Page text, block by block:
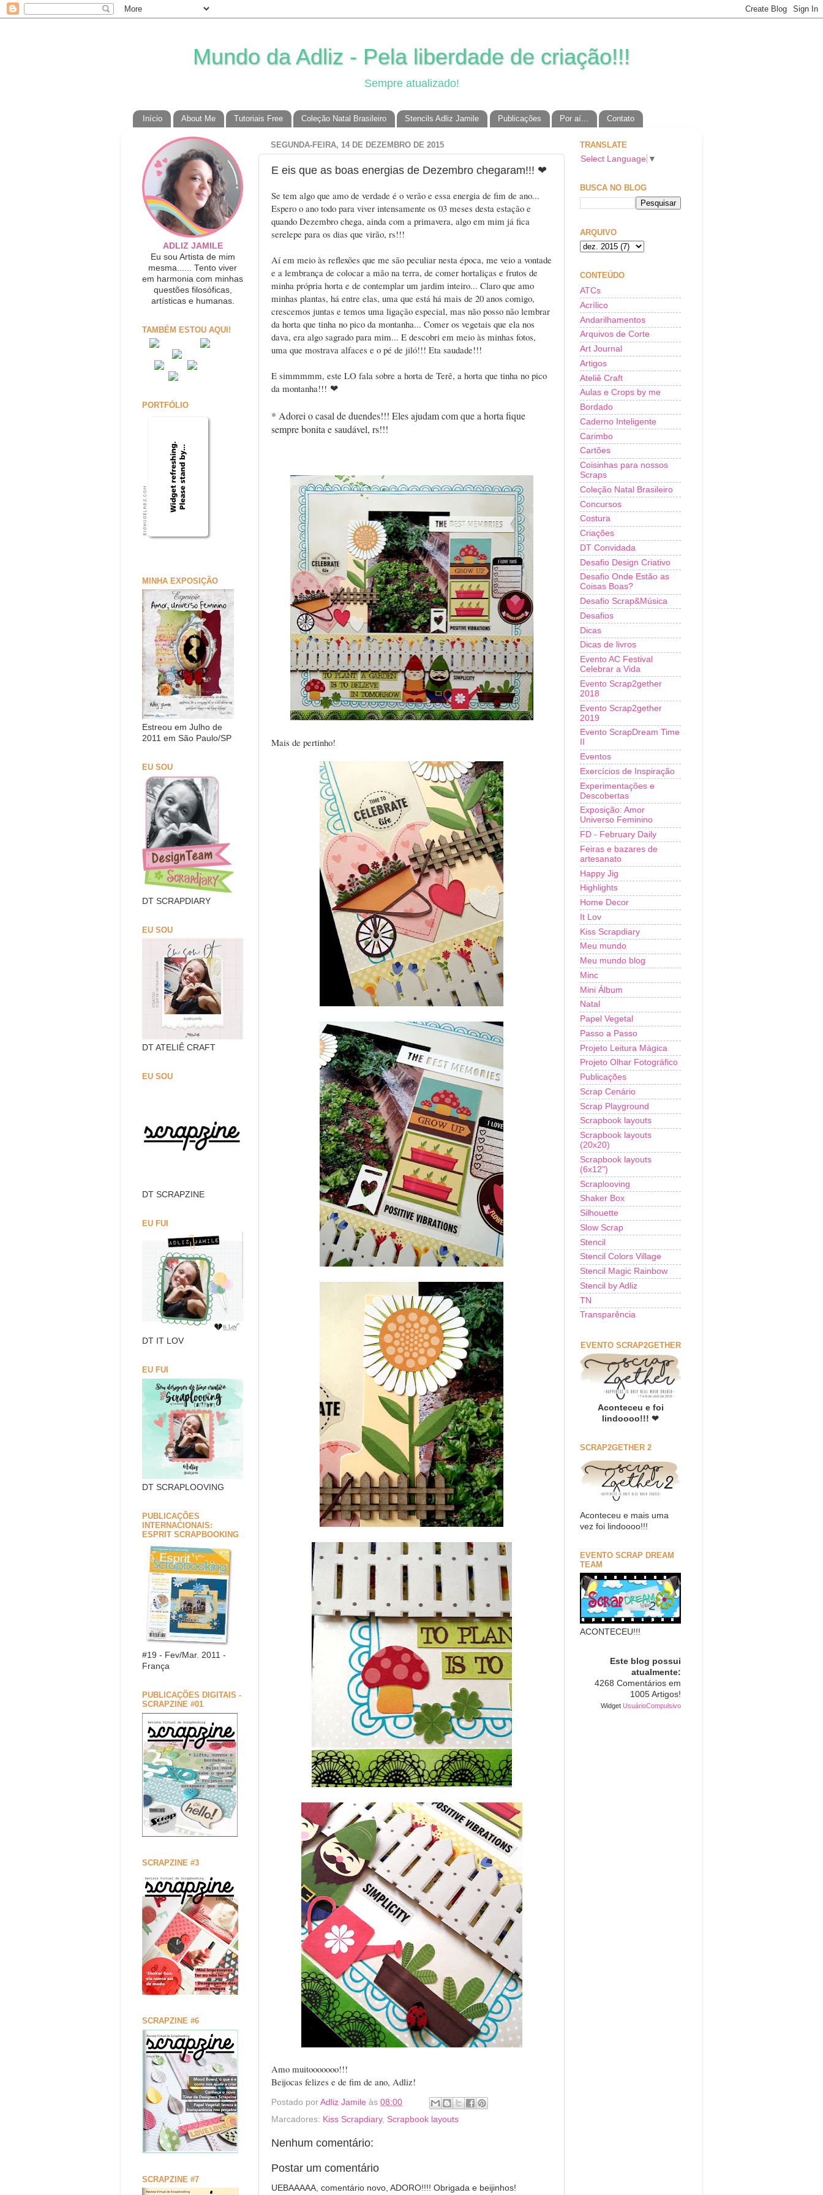
Mundo da Adliz - Pela liberdade de criação!!!
Sempre atualizado!
Início About Me Tutoriais Free Coleção Natal Brasileiro Stencils Adliz Jamile Publicações Por aí... Contato
SEGUNDA-FEIRA, 14 DE DEZEMBRO DE 2015
E eis que as boas energias de Dezembro chegaram!!! ❤
Se tem algo que amo de verdade é o verão e essa energia de fim de ano...
Espero o ano todo para viver intensamente os 03 meses desta estação e
quando Dezembro chega, ainda com a primavera, algo em mim já fica
serelepe para os dias que virão, rs!!!
Aí em meio às reflexões que me são peculiar nesta época, me veio a vontade
e a lembrança de colocar a mão na terra, de comer hortaliças e frutos de
minha própria horta e de contemplar um jardim inteiro... Claro que amo
minhas plantas, há entre elas, uma que está há mais de 20 anos comigo,
crescemos juntas e temos uma ligação especial, mas não posso não lembrar
da horta que tinha no pico da montanha... Comer os vegetais que ela nos
dava, era algo sagrado para mim... E descobri em meio às minhas fotos,
uma que mostrava alfaces e o pé de jiló!!! Eta saudade!!!
E simmmmm, este LO fala sobre a horta de Terê, a horta que tinha no pico
da montanha!!! ❤
* Adorei o casal de duendes!!! Eles ajudam com que a horta fique
sempre bonita e saudável, rs!!!
Mais de pertinho!
Amo muitooooooo!!!
Beijocas felizes e de fim de ano, Adliz!
Postado por Adliz Jamile às 08:00
Marcadores: Kiss Scrapdiary, Scrapbook layouts
Nenhum comentário:
Postar um comentário
UEBAAAAA, comentário novo, ADORO!!!! Obrigada e beijinhos!
ADLIZ JAMILE
Eu sou Artista de mim
mesma...... Tento viver
em harmonia com minhas
questões filosóficas,
artísticas e humanas.
TAMBÉM ESTOU AQUI!
PORTFÓLIO
MINHA EXPOSIÇÃO
Estreou em Julho de
2011 em São Paulo/SP
EU SOU
DT SCRAPDIARY
EU SOU
DT ATELIÊ CRAFT
EU SOU
DT SCRAPZINE
EU FUI
DT IT LOV
EU FUI
DT SCRAPLOOVING
PUBLICAÇÕES
INTERNACIONAIS:
ESPRIT SCRAPBOOKING
#19 - Fev/Mar. 2011 -
França
PUBLICAÇÕES DIGITAIS -
SCRAPZINE #01
SCRAPZINE #3
SCRAPZINE #6
SCRAPZINE #7
TRANSLATE
Select Language ▼
BUSCA NO BLOG
ARQUIVO
CONTEÚDO
ATCs
Acrílico
Andarilhamentos
Arquivos de Corte
Art Journal
Artigos
Ateliê Craft
Aulas e Crops by me
Bordado
Caderno Inteligente
Carimbo
Cartões
Coisinhas para nossos
Scraps
Coleção Natal Brasileiro
Concursos
Costura
Criações
DT Convidada
Desafio Design Criativo
Desafio Onde Estão as
Coisas Boas?
Desafio Scrap&Música
Desafios
Dicas
Dicas de livros
Evento AC Festival
Celebrar a Vida
Evento Scrap2gether
2018
Evento Scrap2gether
2019
Evento ScrapDream Time
Eventos
Exercícios de Inspiração
Experimentações e
Descobertas
Exposição: Amor
Universo Feminino
FD - February Daily
Feiras e bazares de
artesanato
Happy Jig
Highlights
Home Decor
It Lov
Kiss Scrapdiary
Meu mundo
Meu mundo blog
Minc
Mini Álbum
Natal
Papel Vegetal
Passo a Passo
Projeto Leitura Mágica
Projeto Olhar Fotográfico
Publicações
Scrap Cenário
Scrap Playground
Scrapbook layouts
Scrapbook layouts
(20x20)
Scrapbook layouts
(6x12")
Scraplooving
Shaker Box
Silhouette
Slow Scrap
Stencil
Stencil Colors Village
Stencil Magic Rainbow
Stencil by Adliz
TN
Transparência
EVENTO SCRAP2GETHER
Aconteceu e foi
lindoooo!!! ❤
SCRAP2GETHER 2
Aconteceu e mais uma
vez foi lindoooo!!!
EVENTO SCRAP DREAM
TEAM
ACONTECEU!!!
Este blog possui
atualmente:
4268 Comentários em
1005 Artigos!
Widget UsuárioCompulsivo